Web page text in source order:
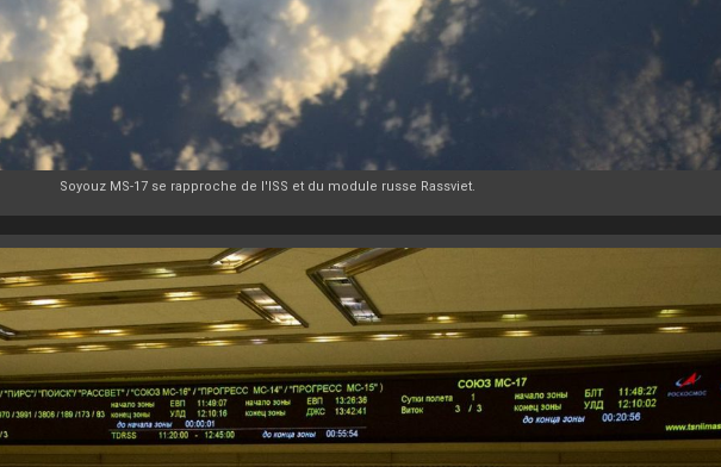
Soyouz MS-17 se rapproche de l'ISS et du module russe Rassviet.